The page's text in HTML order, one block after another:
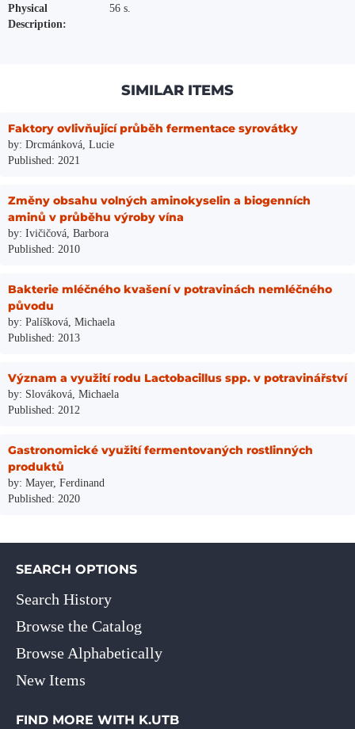
Physical
Description:
56 s.
SIMILAR ITEMS
Faktory ovlivňující průběh fermentace syrovátky
by: Drcmánková, Lucie
Published: 2021
Změny obsahu volných aminokyselin a biogenních
aminů v průběhu výroby vína
by: Ivičičová, Barbora
Published: 2010
Bakterie mléčného kvašení v potravinách nemléčného
původu
by: Palíšková, Michaela
Published: 2013
Význam a využití rodu Lactobacillus spp. v potravinářství
by: Slováková, Michaela
Published: 2012
Gastronomické využití fermentovaných rostlinných
produktů
by: Mayer, Ferdinand
Published: 2020
SEARCH OPTIONS
Search History
Browse the Catalog
Browse Alphabetically
New Items
FIND MORE WITH K.UTB